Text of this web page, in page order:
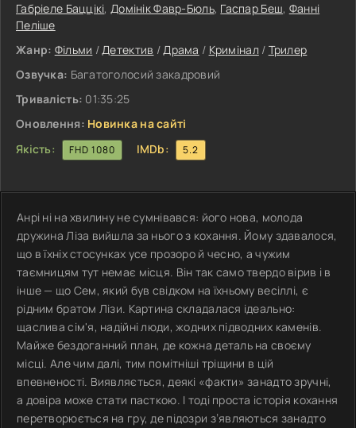
Габріеле Баццікі,Домінік Фавр-Бюль, Гаспар Беш, Фанні
Пеліше
Жанр: Фільми /Детектив /Драма / Кримінал / Трилер
Озвучка: Багатоголосий закадровий
Тривалість: 01:35:25
Оновлення: Новинка на сайті
Якість:
FHD 1080 IMDb: 5.2
Анрі ні на хвилину не сумнівався: його нова, молода
дружина Ліза вийшла за нього з кохання. Йому здавалося,
що в їхніх стосунках усе прозоро й чесно, а чужим
таємницям тут немає місця. Він так само твердо вірив і в
інше — що Сем, який був свідком на їхньому весіллі, є
рідним братом Лізи. Картина складалася ідеально:
щаслива сім'я, надійні люди, жодних підводних каменів.
Майже бездоганний план, де кожна деталь на своєму
місці. Але чим далі, тим помітніші тріщини в цій
впевненості. Виявляється, деякі «факти» занадто зручні,
а довіра може стати пасткою. І тоді проста історія кохання
перетворюється на гру, де підозри з’являються занадто